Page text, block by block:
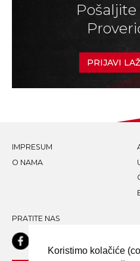
PRIJAVI
IMPRESUM
O NAMA
PRATITE NAS
Koristimo kolačiće